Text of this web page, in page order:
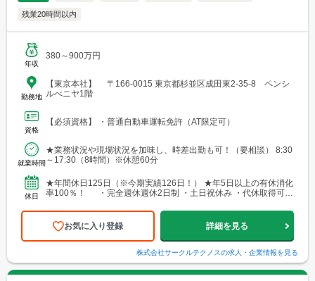
残業20時間以内
年収
380～900万円
勤務地
【東京本社】 〒166-0015 東京都杉並区成田東2-35-8 ペンシ
ルべニヤ1階
資格
【必須資格】 ・普通自動車運転免許（AT限定可）
就業時間
★業務状況や現場状況を加味し、時差出勤も可！（要相談） 8:30
～17:30（8時間）※休憩60分
休日
★年間休日125日（※今期実績126日！） ★年5日以上の有休消化
率100％！ ・完全週休週休2日制 ・土日祝休み ・代休取得可能
お気に入り登録 詳細を見る
株式会社サークルテクノスの求人・企業情報を見る